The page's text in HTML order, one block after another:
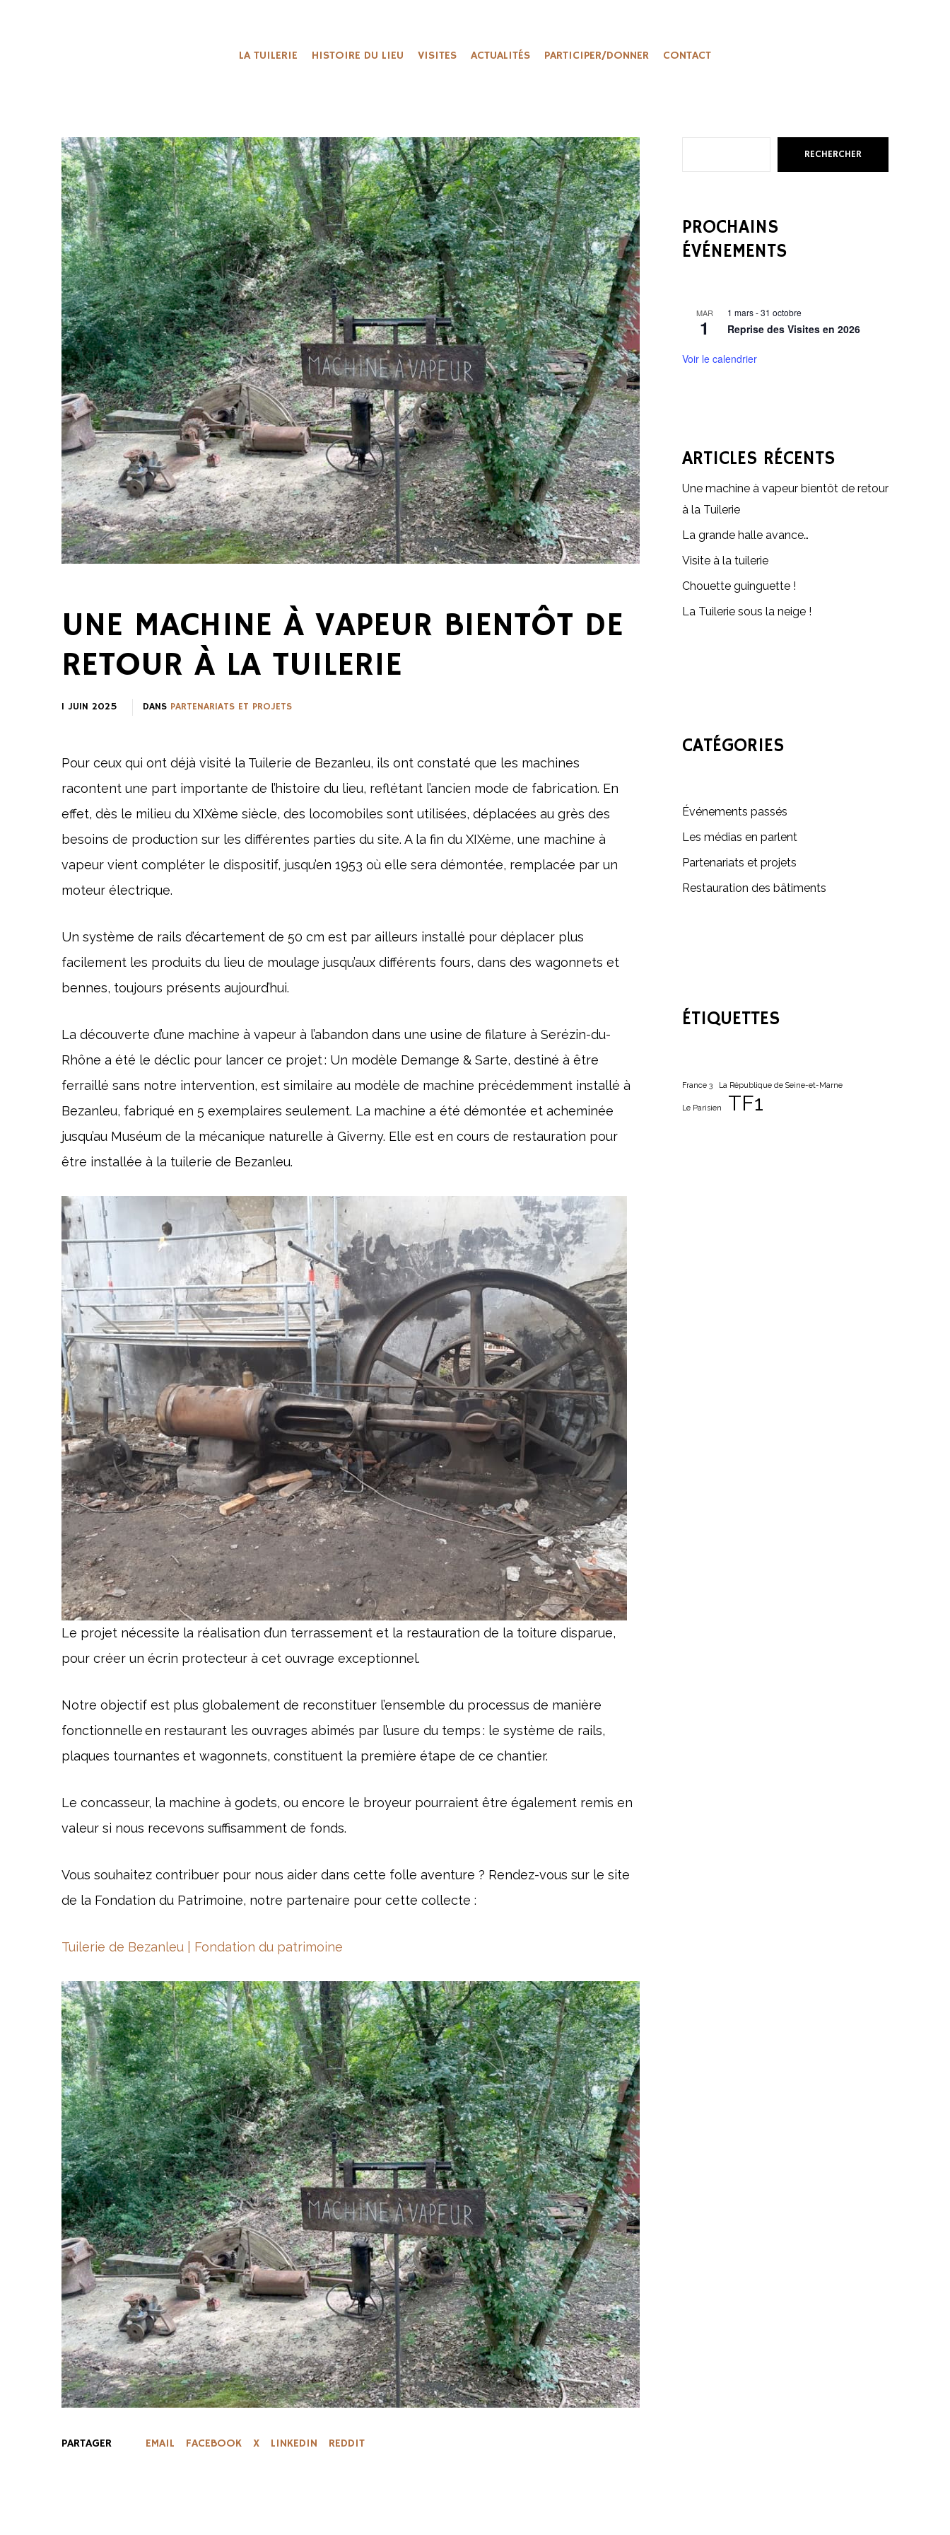
LA TUILERIE HISTOIRE DU LIEU VISITES ACTUALITÉS PARTICIPER/DONNER CONTACT
UNE MACHINE À VAPEUR BIENTÔT DE
RETOUR À LA TUILERIE
1 JUIN 2025 DANS PARTENARIATS ET PROJETS
Pour ceux qui ont déjà visité la Tuilerie de Bezanleu, ils ont constaté que les machines
racontent une part importante de l’histoire du lieu, reflétant l’ancien mode de fabrication. En
effet, dès le milieu du XIXème siècle, des locomobiles sont utilisées, déplacées au grès des
besoins de production sur les différentes parties du site. A la fin du XIXème, une machine à
vapeur vient compléter le dispositif, jusqu’en 1953 où elle sera démontée, remplacée par un
moteur électrique.
Un système de rails d’écartement de 50 cm est par ailleurs installé pour déplacer plus
facilement les produits du lieu de moulage jusqu’aux différents fours, dans des wagonnets et
bennes, toujours présents aujourd’hui.
La découverte d’une machine à vapeur à l’abandon dans une usine de filature à Serézin-du-
Rhône a été le déclic pour lancer ce projet : Un modèle Demange & Sarte, destiné à être
ferraillé sans notre intervention, est similaire au modèle de machine précédemment installé à
Bezanleu, fabriqué en 5 exemplaires seulement. La machine a été démontée et acheminée
jusqu’au Muséum de la mécanique naturelle à Giverny. Elle est en cours de restauration pour
être installée à la tuilerie de Bezanleu.
Le projet nécessite la réalisation d’un terrassement et la restauration de la toiture disparue,
pour créer un écrin protecteur à cet ouvrage exceptionnel.
Notre objectif est plus globalement de reconstituer l’ensemble du processus de manière
fonctionnelle en restaurant les ouvrages abimés par l’usure du temps : le système de rails,
plaques tournantes et wagonnets, constituent la première étape de ce chantier.
Le concasseur, la machine à godets, ou encore le broyeur pourraient être également remis en
valeur si nous recevons suffisamment de fonds.
Vous souhaitez contribuer pour nous aider dans cette folle aventure ? Rendez-vous sur le site
de la Fondation du Patrimoine, notre partenaire pour cette collecte :
Tuilerie de Bezanleu | Fondation du patrimoine
PARTAGER EMAIL FACEBOOK X LINKEDIN REDDIT
e
r
c
RECHERCHER
PROCHAINS
ÉVÉNEMENTS
MAR
1
1 mars-31 octobre
Reprise des Visites en 2026
Voir le calendrier
ARTICLES RÉCENTS
Une machine à vapeur bientôt de retour
à la Tuilerie
La grande halle avance…
Visite à la tuilerie
Chouette guinguette !
La Tuilerie sous la neige !
CATÉGORIES
Événements passés
Les médias en parlent
Partenariats et projets
Restauration des bâtiments
ÉTIQUETTES
France 3 La République de Seine-et-Marne
Le Parisien TF1